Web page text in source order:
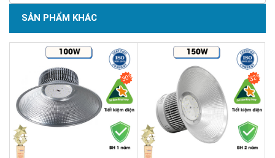
SẢN PHẨM KHÁC
30% 32%